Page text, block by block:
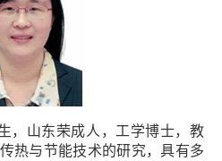
，山东荣成人，工学博士，教
热与节能技术的研究，具有多